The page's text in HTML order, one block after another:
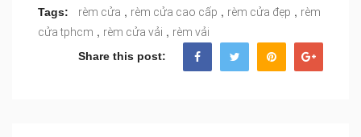
Tags: rèm cửa , rèm cửa cao cấp , rèm cửa đẹp , rèm
cửa tphcm , rèm cửa vải , rèm vải
Share this post: